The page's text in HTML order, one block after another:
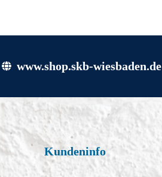
www.shop.skb-wiesbaden.de
Kundeninfo